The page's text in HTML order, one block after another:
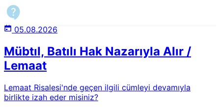
hadise aykırı mıdır? Günümüzde büyük zatlara ve
hocalara saygı göstermek amacıyla ayağa kalkmanın
hükmü nedir?
05.08.2026
Mübtıl, Batılı Hak Nazarıyla Alır /
Lemaat
Lemaat Risalesi'nde geçen ilgili cümleyi devamıyla
birlikte izah eder misiniz?